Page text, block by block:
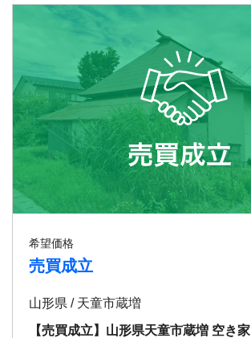
希望価格
売買成立
山形県 / 天童市蔵増
【売買成立】山形県天童市蔵増 空き家